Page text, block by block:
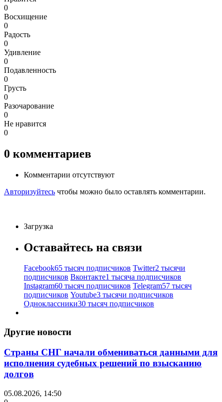
0
Восхищение
0
Радость
0
Удивление
0
Подавленность
0
Грусть
0
Разочарование
0
Не нравится
0
0 комментариев
Комментарии отсутствуют
Авторизуйтесь чтобы можно было оставлять комментарии.
Загрузка
Оставайтесь на связи
Facebook65 тысяч подписчиков Twitter2 тысячи
подписчиков Вконтакте1 тысяча подписчиков
Instagram60 тысяч подписчиков Telegram57 тысяч
подписчиков Youtube3 тысячи подписчиков
Одноклассники30 тысяч подписчиков
Другие новости
Страны СНГ начали обмениваться данными для
исполнения судебных решений по взысканию
долгов
05.08.2026, 14:50